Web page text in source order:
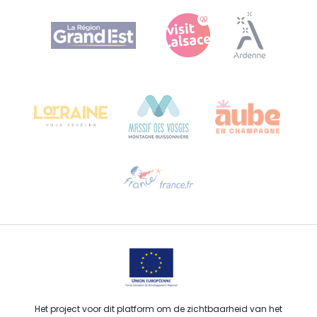
Agence Régionale du Tourisme Grand Est
Bureau de Colmar (hoofdkantoor)
Stuur ons een e-mail
Het project voor dit platform om de zichtbaarheid van het